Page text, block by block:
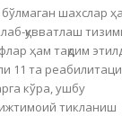
шахслар
қувватлаш
ҳам тақдим
11 та
кўра, ушбу
тикланиш